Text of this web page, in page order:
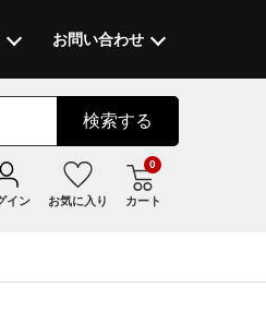
お問い合わせ
検索する
イン お気に入り カート
0